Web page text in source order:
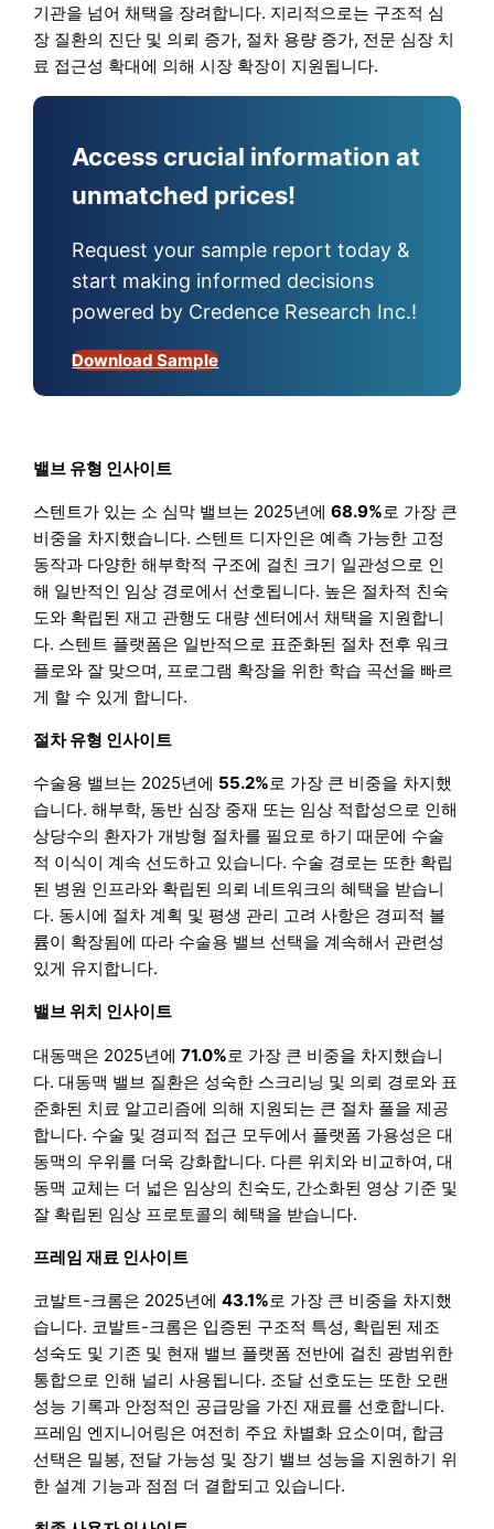
기관을 넘어 채택을 장려합니다. 지리적으로는 구조적 심
장 질환의 진단 및 의뢰 증가, 절차 용량 증가, 전문 심장 치
료 접근성 확대에 의해 시장 확장이 지원됩니다.
Access crucial information at
unmatched prices!
Request your sample report today &
start making informed decisions
powered by Credence Research Inc.!
Download Sample
밸브 유형 인사이트
스텐트가 있는 소 심막 밸브는 2025년에68.9%로 가장 큰
비중을 차지했습니다. 스텐트 디자인은 예측 가능한 고정
동작과 다양한 해부학적 구조에 걸친 크기 일관성으로 인
해 일반적인 임상 경로에서 선호됩니다. 높은 절차적 친숙
도와 확립된 재고 관행도 대량 센터에서 채택을 지원합니
다. 스텐트 플랫폼은 일반적으로 표준화된 절차 전후 워크
플로와 잘 맞으며, 프로그램 확장을 위한 학습 곡선을 빠르
게 할 수 있게 합니다.
절차 유형 인사이트
수술용 밸브는 2025년에 55.2%로 가장 큰 비중을 차지했
습니다. 해부학, 동반 심장 중재 또는 임상 적합성으로 인해
상당수의 환자가 개방형 절차를 필요로 하기 때문에 수술
적 이식이 계속 선도하고 있습니다. 수술 경로는 또한 확립
된 병원 인프라와 확립된 의뢰 네트워크의 혜택을 받습니
다. 동시에 절차 계획 및 평생 관리 고려 사항은 경피적 볼
륨이 확장됨에 따라 수술용 밸브 선택을 계속해서 관련성
있게 유지합니다.
밸브 위치 인사이트
대동맥은 2025년에71.0%로 가장 큰 비중을 차지했습니
다. 대동맥 밸브 질환은 성숙한 스크리닝 및 의뢰 경로와 표
준화된 치료 알고리즘에 의해 지원되는 큰 절차 풀을 제공
합니다. 수술 및 경피적 접근 모두에서 플랫폼 가용성은 대
동맥의 우위를 더욱 강화합니다. 다른 위치와 비교하여, 대
동맥 교체는 더 넓은 임상의 친숙도, 간소화된 영상 기준 및
잘 확립된 임상 프로토콜의 혜택을 받습니다.
프레임 재료 인사이트
코발트-크롬은 2025년에43.1%로 가장 큰 비중을 차지했
습니다. 코발트-크롬은 입증된 구조적 특성, 확립된 제조
성숙도 및 기존 및 현재 밸브 플랫폼 전반에 걸친 광범위한
통합으로 인해 널리 사용됩니다. 조달 선호도는 또한 오랜
성능 기록과 안정적인 공급망을 가진 재료를 선호합니다.
프레임 엔지니어링은 여전히 주요 차별화 요소이며, 합금
선택은 밀봉, 전달 가능성 및 장기 밸브 성능을 지원하기 위
한 설계 기능과 점점 더 결합되고 있습니다.